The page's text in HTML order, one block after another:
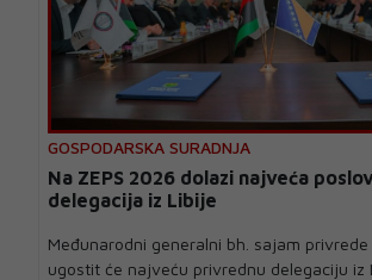
GOSPODARSKA SURADNJA
Na ZEPS 2026 dolazi najveća
delegacija iz Libije
Međunarodni generalni bh. sajam privrede
ugostit će najveću privrednu delegaciju iz